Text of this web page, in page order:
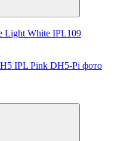
Light White IPL109